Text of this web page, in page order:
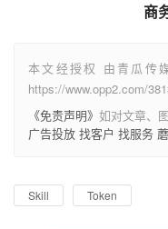
商
本文经授权 由青瓜传
https://www.opp2.com/
《免责声明》 如对文章、
广告投放 找客户 找服务
Skill Token